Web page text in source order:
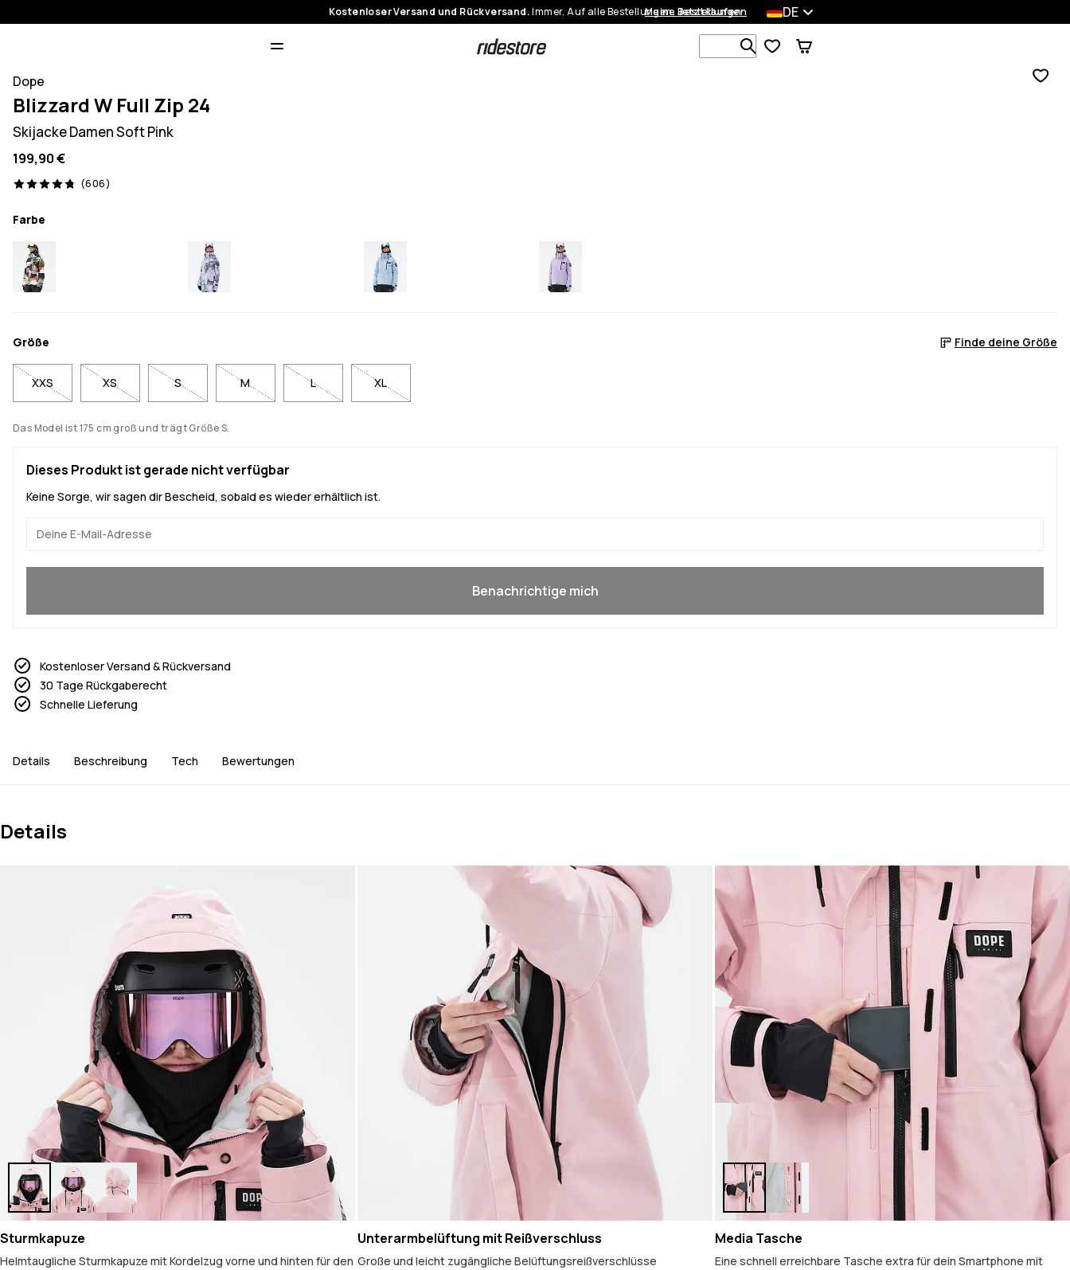
Kostenloser Versand und Rückversand.Immer. Auf alle Bestellungen. Jetzt kaufen
Meine Bestellungen DE
Durchsuche 1 000+ Produkte
Dope
Blizzard W Full Zip 24
Skijacke Damen Soft Pink
199,90 €
(606)
606 Reviews, 4.8/5
Farbe
Größe Finde deine Größe
XXS XS S M L XL
Das Model ist 175 cm groß und trägt Größe S.
Dieses Produkt ist gerade nicht verfügbar
Keine Sorge, wir sagen dir Bescheid, sobald es wieder erhältlich ist.
Benachrichtige mich
Kostenloser Versand & Rückversand
30 Tage Rückgaberecht
Schnelle Lieferung
Details Beschreibung Tech Bewertungen
Details
Sturmkapuze
Helmtaugliche Sturmkapuze mit Kordelzug vorne und hinten für den
Unterarmbelüftung mit Reißverschluss
Große und leicht zugängliche Belüftungsreißverschlüsse
Media Tasche
Eine schnell erreichbare Tasche extra für dein Smartphone mit